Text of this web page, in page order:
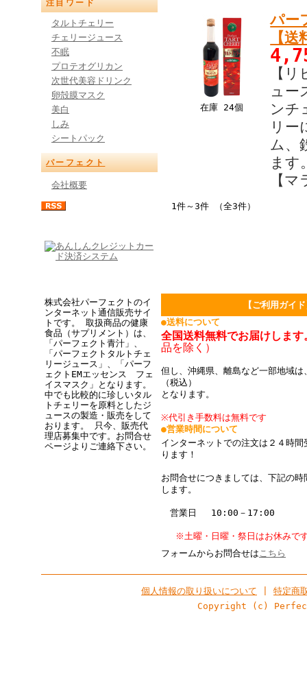
注目ワード
タルトチェリー
チェリージュース
不眠
プロテオグリカン
次世代美容ドリンク
卵殻膜マスク
美白
しみ
シートパック
パーフェクト
会社概要
株式会社パーフェクトのイ
ンターネット通信販売サイ
トです。 取扱商品の健康
食品（サプリメント）は、
「パーフェクト青汁」、
「パーフェクトタルトチェ
リージュース」、「パーフ
ェクトEMエッセンス フェ
イスマスク」となります。
中でも比較的に珍しいタル
トチェリーを原料としたジ
ュースの製造・販売をして
おります。 只今、販売代
理店募集中です。お問合せ
ページよりご連絡下さい。
在庫 24個
パー
【
【
ュー
ンチ
リー
ム、
ます
【
1件～3件 （全3件）
【ご利用ガイ
●送料について
全国送料無料でお届けします
品を除く）
但し、沖縄県、離島など一部地域
（税込）
となります。
※代引き手数料は無料です
●営業時間について
インターネットでの注文は２４時間
ります！
お問合せにつきましては、下記の時
します。
営業日 10:00－17:00
※土曜・日曜・祭日はお休みで
フォームからお問合せはこちら
個人情報の取り扱いについて
特定商
Copyright (c)